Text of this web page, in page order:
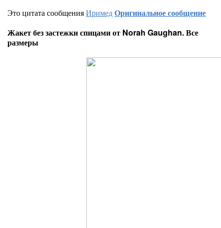
Это цитата сообщенияИримедОригинальное сообщение
Жакет без застежки спицами от Norah Gaughan. Все
размеры